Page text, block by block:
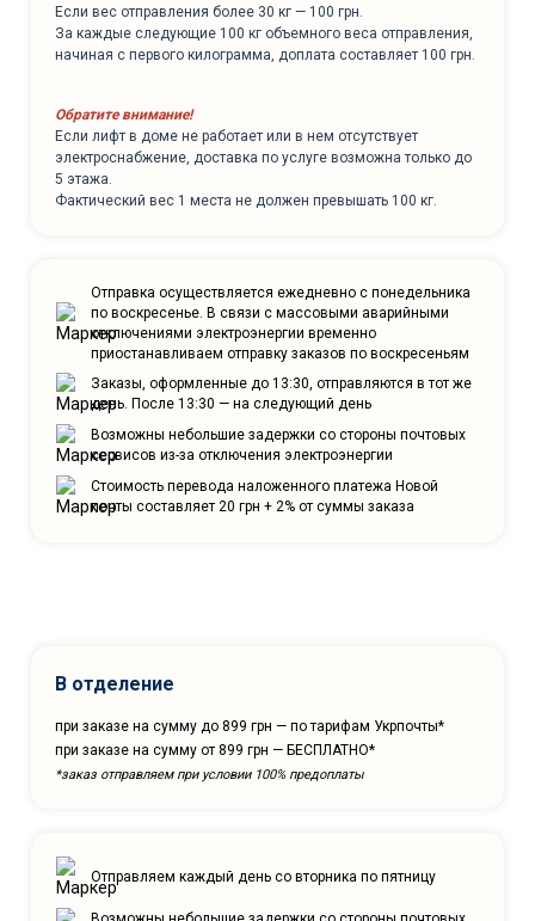
Если вес отправления более 30 кг — 100 грн.
За каждые следующие 100 кг объемного веса отправления,
начиная с первого килограмма, доплата составляет 100 грн.
Обратите внимание!
Если лифт в доме не работает или в нем отсутствует
электроснабжение, доставка по услуге возможна только до
5 этажа.
Фактический вес 1 места не должен превышать 100 кг.
Отправка осуществляется ежедневно с понедельника
по воскресенье. В связи с массовыми аварийными
отключениями электроэнергии временно
приостанавливаем отправку заказов по воскресеньям
Заказы, оформленные до 13:30, отправляются в тот же
день. После 13:30 — на следующий день
Возможны небольшие задержки со стороны почтовых
сервисов из-за отключения электроэнергии
Стоимость перевода наложенного платежа Новой
почты составляет 20 грн + 2% от суммы заказа
В отделение
при заказе на сумму до 899 грн — по тарифам Укрпочты*
при заказе на сумму от 899 грн — БЕСПЛАТНО*
*заказ отправляем при условии 100% предоплаты
Отправляем каждый день со вторника по пятницу